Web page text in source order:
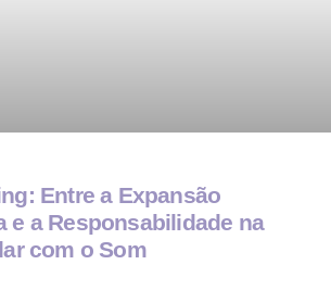
Entre a Expansão
e a Responsabilidade na
com o Som